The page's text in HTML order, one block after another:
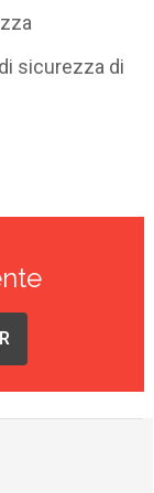
sicurezza di